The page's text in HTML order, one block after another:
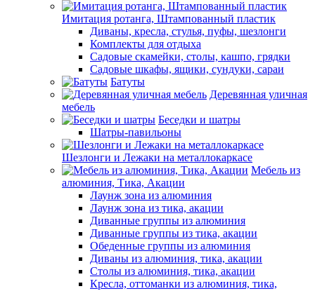
Имитация ротанга, Штампованный пластик
Диваны, кресла, стулья, пуфы, шезлонги
Комплекты для отдыха
Садовые скамейки, столы, кашпо, грядки
Садовые шкафы, ящики, сундуки, сараи
Батуты
Деревянная уличная
мебель
Беседки и шатры
Шатры-павильоны
Шезлонги и Лежаки на металлокаркасе
Мебель из
алюминия, Тика, Акации
Лаунж зона из алюминия
Лаунж зона из тика, акации
Диванные группы из алюминия
Диванные группы из тика, акации
Обеденные группы из алюминия
Диваны из алюминия, тика, акации
Столы из алюминия, тика, акации
Кресла, оттоманки из алюминия, тика,